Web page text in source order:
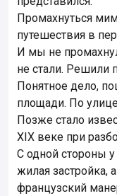
Промахнуться
путешествия в
И мы не
не стали. Решили
Понятное дело,
площади. По
Позже стало
XIX веке при
С одной стороны
жилая застройка,
французский